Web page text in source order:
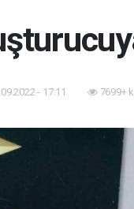
- 17:11 7699+